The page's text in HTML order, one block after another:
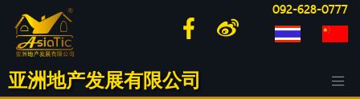
092-628-0777
亚洲地产发展有限公司